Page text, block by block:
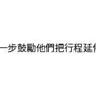
步鼓勵他們把行程延